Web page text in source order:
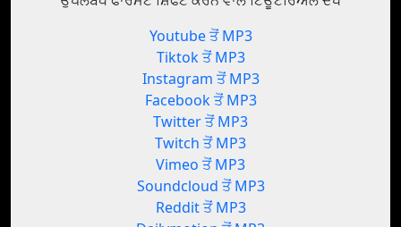
Youtube ਤੋਂ MP3
Tiktok ਤੋਂ MP3
Instagram ਤੋਂ MP3
Facebook ਤੋਂ MP3
Twitter ਤੋਂ MP3
Twitch ਤੋਂ MP3
Vimeo ਤੋਂ MP3
Soundcloud ਤੋਂ MP3
Reddit ਤੋਂ MP3